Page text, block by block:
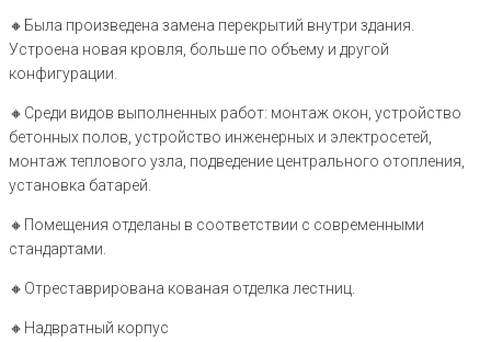
🔸️Была произведена замена перекрытий внутри здания.
Устроена новая кровля, больше по объему и другой
конфигурации.
🔸️Среди видов выполненных работ: монтаж окон, устройство
бетонных полов, устройство инженерных и электросетей,
монтаж теплового узла, подведение центрального отопления,
установка батарей.
🔸️Помещения отделаны в соответствии с современными
стандартами.
🔸️Отреставрирована кованая отделка лестниц.
🔸️Надвратный корпус